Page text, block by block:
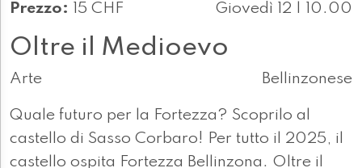
Prezzo: 15 CHF Giovedì 12 | 10.00
Oltre il Medioevo
Arte Bellinzonese
Quale futuro per la Fortezza? Scoprilo al
castello di Sasso Corbaro! Per tutto il 2025, il
castello ospita Fortezza Bellinzona. Oltre il